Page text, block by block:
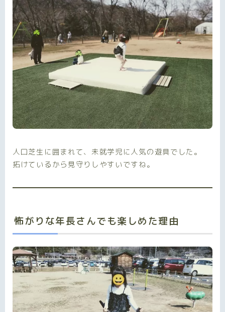
人口芝生に囲まれて、未就学児に人気の遊具でした。
拓けているから見守りしやすいですね。
怖がりな年長さんでも楽しめた理由